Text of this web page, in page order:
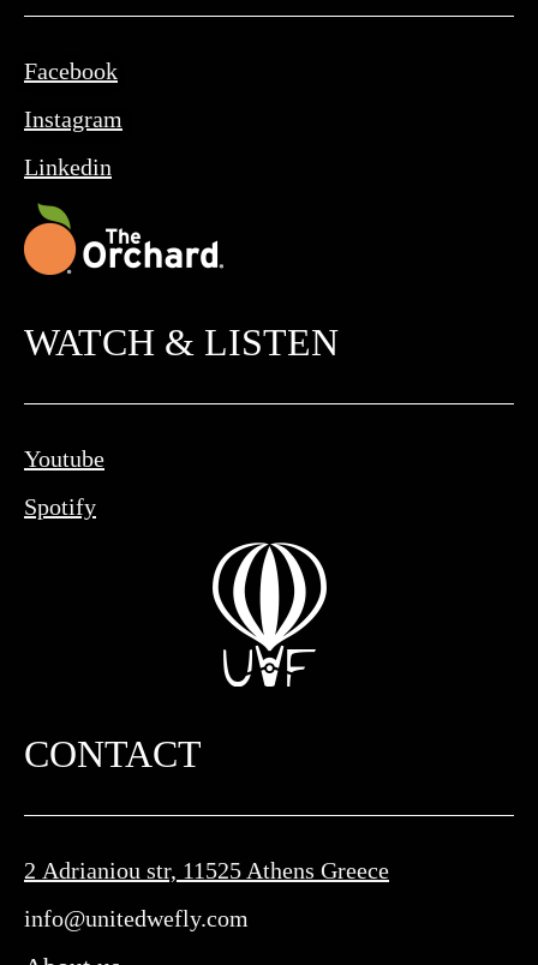
Facebook
Instagram
Linkedin
WATCH & LISTEN
Youtube
Spotify
CONTACT
2 Adrianiou str, 11525 Athens Greece
info@unitedwefly.com​